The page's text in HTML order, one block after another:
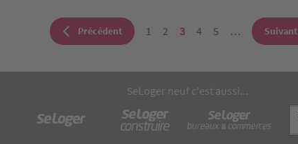
Pagination
Page
précédente
Précédent Page
1 Page
2
Page
3 Page
4 Page
5 …
Page
Suivant
SeLoger neuf c'est aussi...